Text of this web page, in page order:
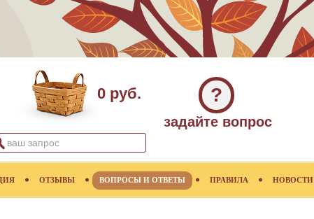
0 руб. ?
задайте вопрос
ОТЗЫВЫ ВОПРОСЫ И ОТВЕТЫ ПРАВИЛА НОВОСТИ